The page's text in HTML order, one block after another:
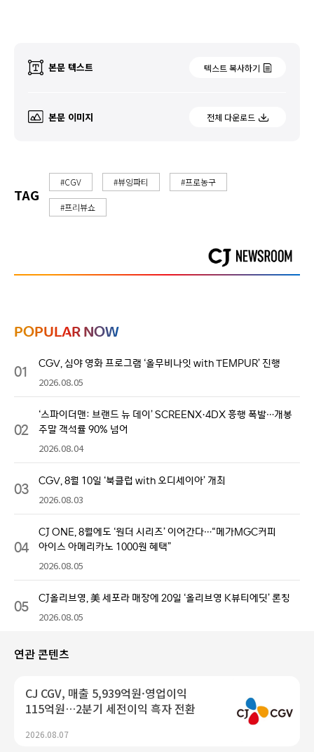
본문 텍스트 텍스트 복사하기
본문 이미지 전체 다운로드
TAG
#CGV #뷰잉파티 #프로농구
#프리뷰쇼
POPULAR NOW
01 CGV, 심야 영화 프로그램 ‘올무비나잇 with TEMPUR’ 진행
2026.08.05
02
‘스파이더맨: 브랜드 뉴 데이’ SCREENX·4DX 흥행 폭발…개봉
주말 객석률 90% 넘어
2026.08.04
03 CGV, 8월 10일 ‘북클럽 with 오디세이아’ 개최
2026.08.03
04
CJ ONE, 8월에도 ‘원더 시리즈’ 이어간다…“메가MGC커피
아이스 아메리카노 1000원 혜택”
2026.08.05
05 CJ올리브영, 美 세포라 매장에 20일 ‘올리브영 K뷰티에딧’ 론칭
2026.08.05
연관 콘텐츠
CJ CGV, 매출 5,939억원·영업이익
115억원…2분기 세전이익 흑자 전환
2026.08.07